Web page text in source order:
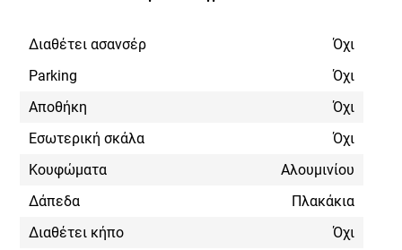
Διαθέτει ασανσέρ
Όχι
Parking
Όχι
Αποθήκη
Όχι
Εσωτερική σκάλα
Όχι
Κουφώματα
Αλουμινίου
Δάπεδα
Πλακάκια
Διαθέτει κήπο
Όχι